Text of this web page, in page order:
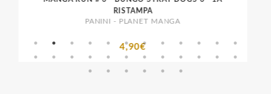
RISTAMPA
PANINI - PLANET MANGA
4,90€